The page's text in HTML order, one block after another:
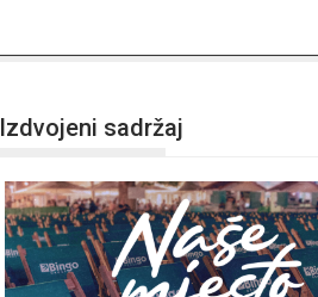
Izdvojeni sadržaj